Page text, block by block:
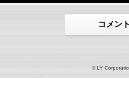
コメン
© LY